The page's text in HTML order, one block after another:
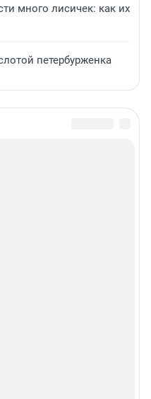
много лисичек: как их
петербурженка